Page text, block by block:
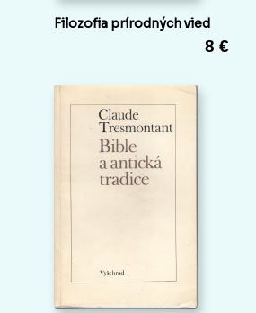
Filozofia prírodných vied
8 €